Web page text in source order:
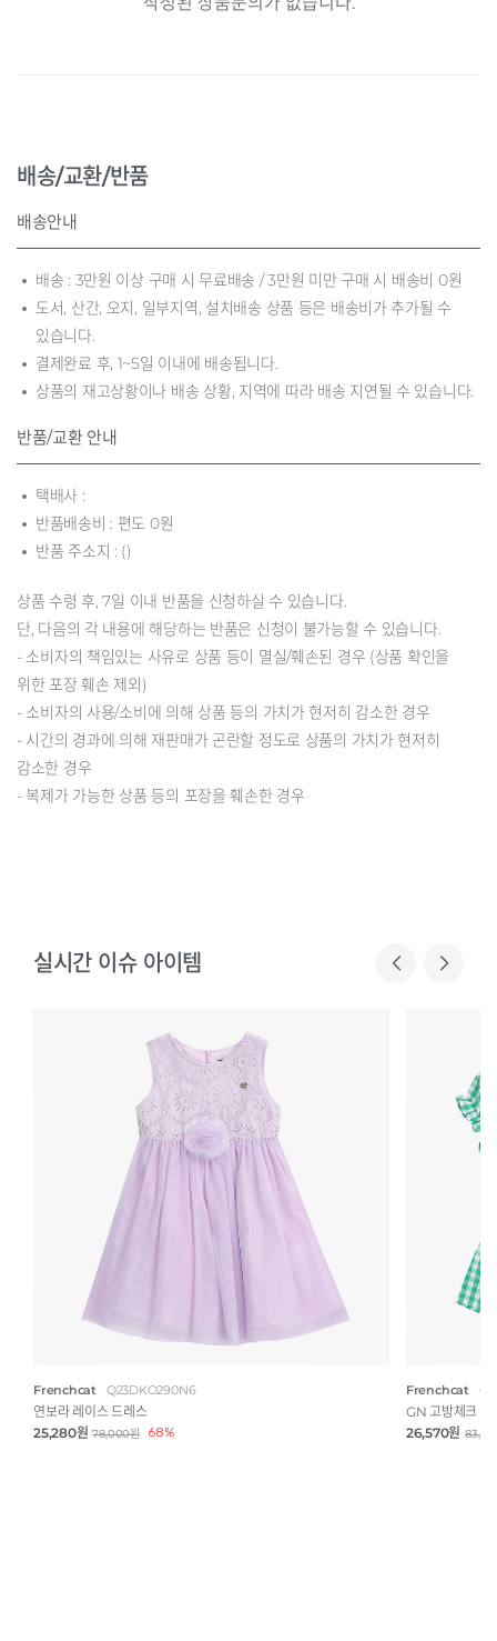
배송/교환/반품
배송안내
배송 : 3만원 이상 구매 시 무료배송 / 3만원 미만 구매 시 배송비 0원
도서, 산간, 오지, 일부지역, 설치배송 상품 등은 배송비가 추가될 수
있습니다.
결제완료 후, 1~5일 이내에 배송됩니다.
상품의 재고상황이나 배송 상황, 지역에 따라 배송 지연될 수 있습니다.
반품/교환 안내
택배사 :
반품배송비 : 편도 0원
반품 주소지 : ()
상품 수령 후, 7일 이내 반품을 신청하실 수 있습니다.
단, 다음의 각 내용에 해당하는 반품은 신청이 불가능할 수 있습니다.
- 소비자의 책임있는 사유로 상품 등이 멸실/훼손된 경우 (상품 확인을
위한 포장 훼손 제외)
- 소비자의 사용/소비에 의해 상품 등의 가치가 현저히 감소한 경우
- 시간의 경과에 의해 재판매가 곤란할 정도로 상품의 가치가 현저히
감소한 경우
- 복제가 가능한 상품 등의 포장을 훼손한 경우
실시간 이슈 아이템
Frenchcat Q23DKO290N6
연보라 레이스 드레스
25,280원 78,000원 68%
Frenchcat
GN 고방체크 BL
26,570원